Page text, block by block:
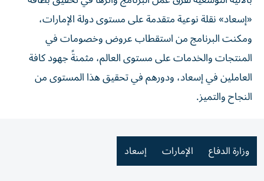
«إسعاد» نقلة نوعية متقدمة على مستوى دولة الإمارات،
ومكنت البرنامج من استقطاب عروض وخصومات في
المنتجات والخدمات على مستوى العالم، مثمنةً جهود كافة
العاملين في إسعاد، ودورهم في تحقيق هذا المستوى من
النجاح والتميز.
وزارة الدفاع الإمارات إسعاد